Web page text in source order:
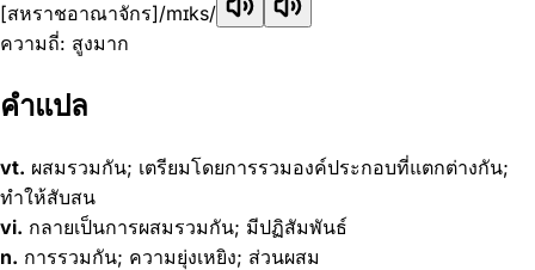
[สหราชอาณาจักร]/mɪks/
ความถี่: สูงมาก
คำแปล
vt. ผสมรวมกัน; เตรียมโดยการรวมองค์ประกอบที่แตกต่างกัน;
ทำให้สับสน
vi. กลายเป็นการผสมรวมกัน; มีปฏิสัมพันธ์
n. การรวมกัน; ความยุ่งเหยิง; ส่วนผสม